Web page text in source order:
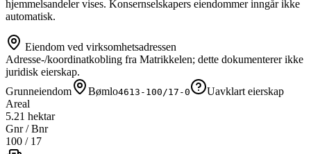
hjemmelsandeler vises. Konsernselskapers eiendommer inngår ikke
automatisk.
Eiendom ved virksomhetsadressen
Adresse-/koordinatkobling fra Matrikkelen; dette dokumenterer ikke
juridisk eierskap.
Grunneiendom
Bømlo4613-100/17-0
Uavklart eierskap
Areal
5.21 hektar
Gnr / Bnr
100 / 17